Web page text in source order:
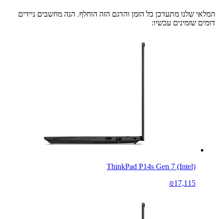
המלאי שלנו מתעדכן כל הזמן והדגם הזה הוחלף. הנה מחשבים ניידים
דומים שזמינים עכשיו:
ThinkPad P14s Gen 7 (Intel)
₪17,115